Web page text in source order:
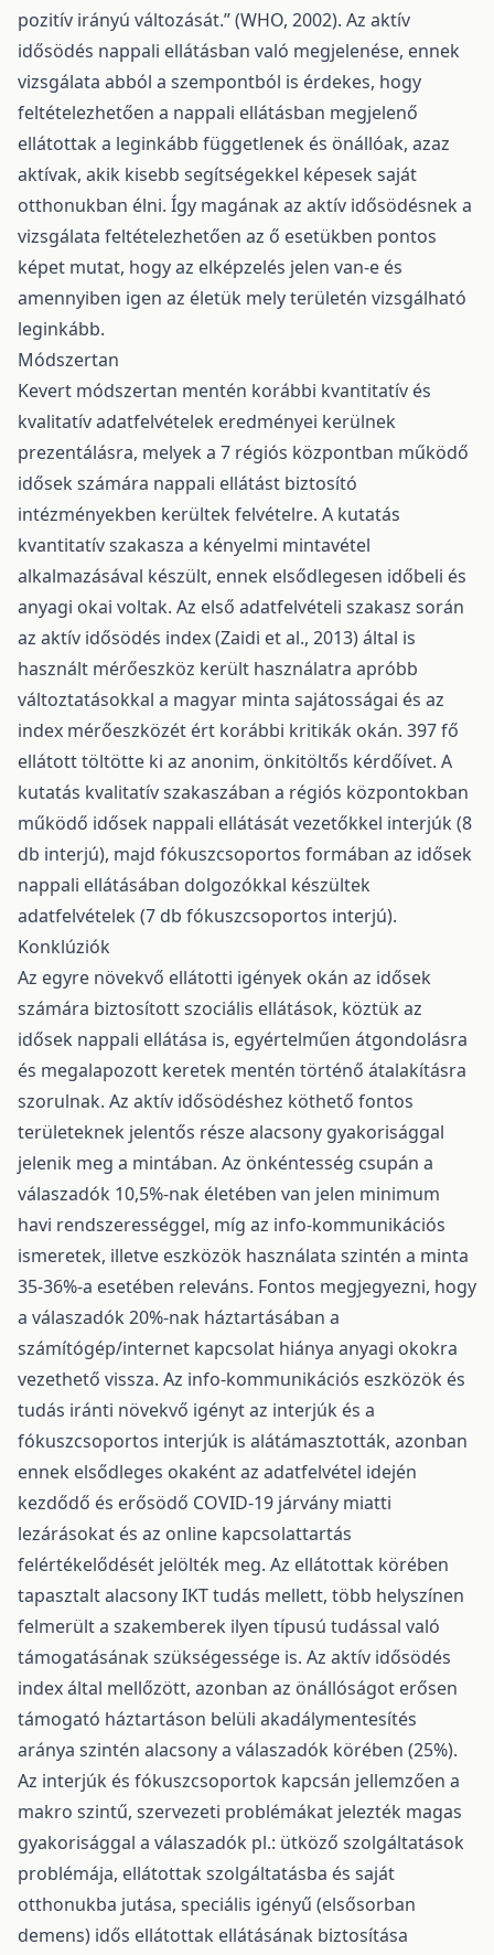
pozitív irányú változását.” (WHO, 2002). Az aktív
idősödés nappali ellátásban való megjelenése, ennek
vizsgálata abból a szempontból is érdekes, hogy
feltételezhetően a nappali ellátásban megjelenő
ellátottak a leginkább függetlenek és önállóak, azaz
aktívak, akik kisebb segítségekkel képesek saját
otthonukban élni. Így magának az aktív idősödésnek a
vizsgálata feltételezhetően az ő esetükben pontos
képet mutat, hogy az elképzelés jelen van-e és
amennyiben igen az életük mely területén vizsgálható
leginkább.
Módszertan
Kevert módszertan mentén korábbi kvantitatív és
kvalitatív adatfelvételek eredményei kerülnek
prezentálásra, melyek a 7 régiós központban működő
idősek számára nappali ellátást biztosító
intézményekben kerültek felvételre. A kutatás
kvantitatív szakasza a kényelmi mintavétel
alkalmazásával készült, ennek elsődlegesen időbeli és
anyagi okai voltak. Az első adatfelvételi szakasz során
az aktív idősödés index (Zaidi et al., 2013) által is
használt mérőeszköz került használatra apróbb
változtatásokkal a magyar minta sajátosságai és az
index mérőeszközét ért korábbi kritikák okán. 397 fő
ellátott töltötte ki az anonim, önkitöltős kérdőívet. A
kutatás kvalitatív szakaszában a régiós központokban
működő idősek nappali ellátását vezetőkkel interjúk (8
db interjú), majd fókuszcsoportos formában az idősek
nappali ellátásában dolgozókkal készültek
adatfelvételek (7 db fókuszcsoportos interjú).
Konklúziók
Az egyre növekvő ellátotti igények okán az idősek
számára biztosított szociális ellátások, köztük az
idősek nappali ellátása is, egyértelműen átgondolásra
és megalapozott keretek mentén történő átalakításra
szorulnak. Az aktív idősödéshez köthető fontos
területeknek jelentős része alacsony gyakorisággal
jelenik meg a mintában. Az önkéntesség csupán a
válaszadók 10,5%-nak életében van jelen minimum
havi rendszerességgel, míg az info-kommunikációs
ismeretek, illetve eszközök használata szintén a minta
35-36%-a esetében releváns. Fontos megjegyezni, hogy
a válaszadók 20%-nak háztartásában a
számítógép/internet kapcsolat hiánya anyagi okokra
vezethető vissza. Az info-kommunikációs eszközök és
tudás iránti növekvő igényt az interjúk és a
fókuszcsoportos interjúk is alátámasztották, azonban
ennek elsődleges okaként az adatfelvétel idején
kezdődő és erősödő COVID-19 járvány miatti
lezárásokat és az online kapcsolattartás
felértékelődését jelölték meg. Az ellátottak körében
tapasztalt alacsony IKT tudás mellett, több helyszínen
felmerült a szakemberek ilyen típusú tudással való
támogatásának szükségessége is. Az aktív idősödés
index által mellőzött, azonban az önállóságot erősen
támogató háztartáson belüli akadálymentesítés
aránya szintén alacsony a válaszadók körében (25%).
Az interjúk és fókuszcsoportok kapcsán jellemzően a
makro szintű, szervezeti problémákat jelezték magas
gyakorisággal a válaszadók pl.: ütköző szolgáltatások
problémája, ellátottak szolgáltatásba és saját
otthonukba jutása, speciális igényű (elsősorban
demens) idős ellátottak ellátásának biztosítása